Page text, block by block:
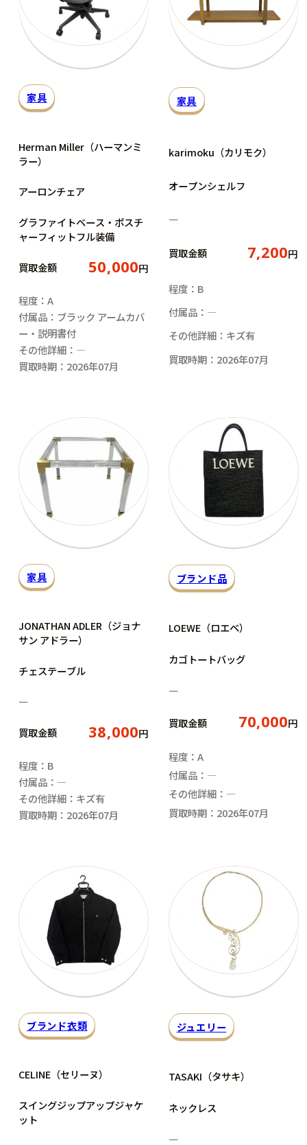
家具
Herman Miller（ハーマンミ
ラー）
アーロンチェア
グラファイトベース・ポスチ
ャーフィットフル装備
買取金額 50,000円
程度：A
付属品：ブラック アームカバ
ー・説明書付
その他詳細：―
買取時期：2026年07月
家具
karimoku（カリモク）
オープンシェルフ
―
買取金額 7,200円
程度：B
付属品：―
その他詳細：キズ有
買取時期：2026年07月
家具
JONATHAN ADLER（ジョナ
サン アドラー）
チェステーブル
―
買取金額 38,000円
程度：B
付属品：―
その他詳細：キズ有
買取時期：2026年07月
ブランド品
LOEWE（ロエベ）
カゴトートバッグ
―
買取金額 70,000円
程度：A
付属品：―
その他詳細：―
買取時期：2026年07月
ブランド衣類
CELINE（セリーヌ）
スイングジップアップジャケ
ット
ジュエリー
TASAKI（タサキ）
ネックレス
―